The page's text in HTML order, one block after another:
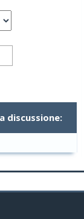
discussione: